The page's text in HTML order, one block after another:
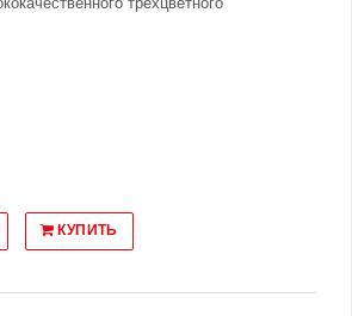
КУПИТЬ